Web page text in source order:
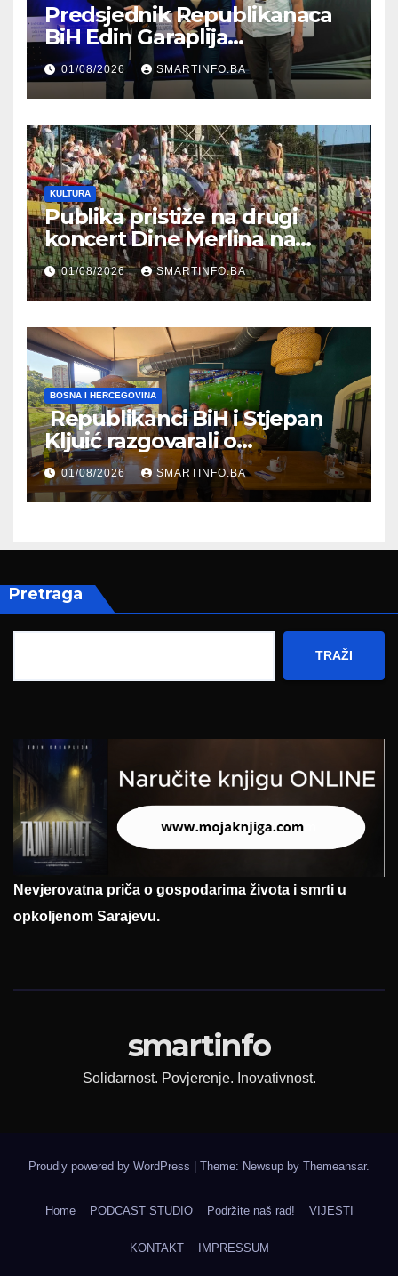
Predsjednik Republikanaca
BiH Edin Garaplija
prisustvovao prezentaciji
Federalnog sajma
zapošljavanja
01/08/2026 SMARTINFO.BA
KULTURA
Publika pristiže na drugi
koncert Dine Merlina na
Koševu
01/08/2026 SMARTINFO.BA
BOSNA I HERCEGOVINA
Republikanci BiH i Stjepan
Kljuić razgovarali o
evropskom putu Bosne i
Hercegovine
01/08/2026 SMARTINFO.BA
Pretraga
TRAŽI
Nevjerovatna priča o gospodarima života i smrti u
opkoljenom Sarajevu.
smartinfo
Solidarnost. Povjerenje. Inovativnost.
Proudly powered by WordPress Theme: Newsup by Themeansar.
Home PODCAST STUDIO Podržite naš rad! VIJESTI
KONTAKT IMPRESSUM